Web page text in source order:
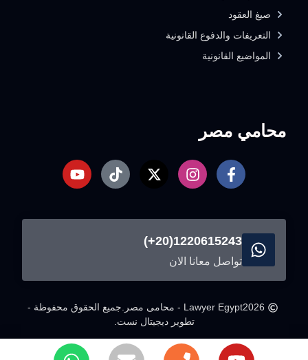
محامي مصر
1220615243(20+)
تواصل معانا الان
2026Lawyer Egypt - محامى مصر.
جميع الحقوق محفوظة -
تطوير ديجيتال نست.
صيغ العقود
التعريفات والدفوع القانونية
المواضيع القانونية